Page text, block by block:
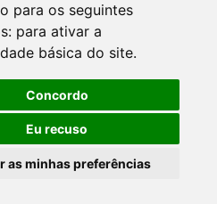
para os seguintes
para ativar a
básica do site.
Concordo
Eu recuso
as minhas preferências
DOI : 10.1590 |
Federal do Paraná
- Campus Rebouças
2.º andar - Sala 202
| Curitiba - Paraná - Brasil
comCreative Commons BY
Internacional.